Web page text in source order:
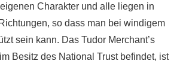
Charakter und alle liegen in
so dass man bei windigem
sein kann. Das Tudor Merchant’s
Besitz des National Trust befindet, ist